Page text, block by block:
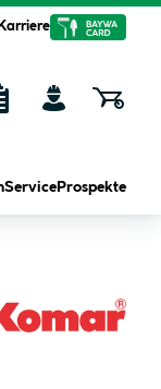
Service Prospekte